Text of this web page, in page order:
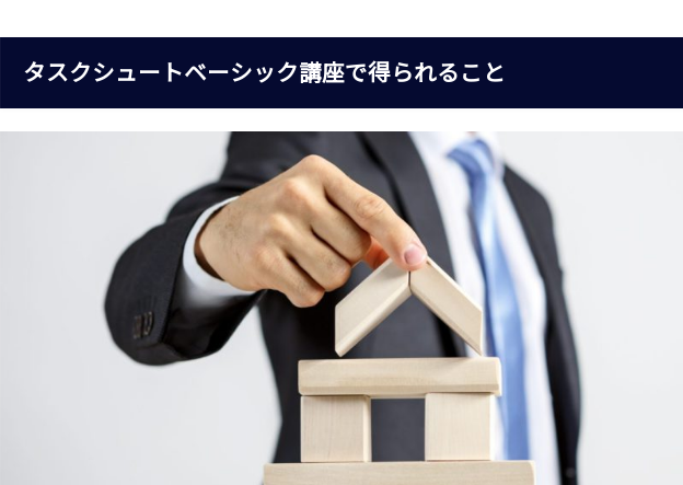
タスクシュートベーシック講座で得られること